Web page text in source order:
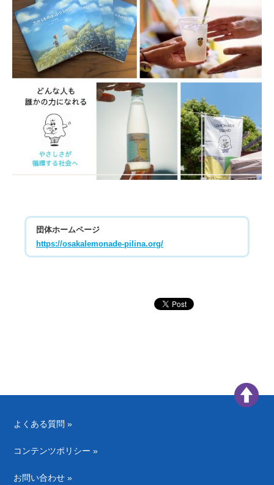
団体ホームページ
https://osakalemonade-pilina.org/
よくある質問 »
コンテンツポリシー »
お問い合わせ »